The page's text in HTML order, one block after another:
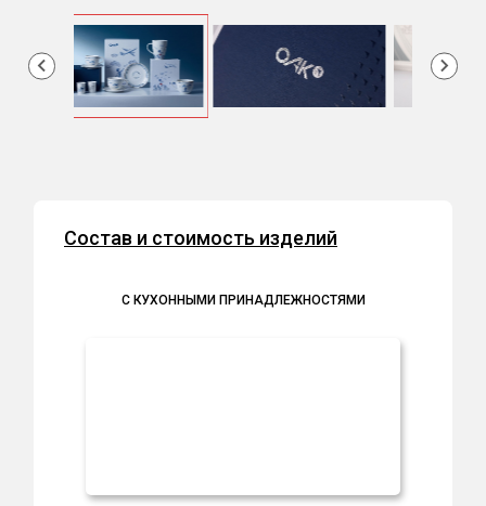
Состав и стоимость изделий
С КУХОННЫМИ ПРИНАДЛЕЖНОСТЯМИ